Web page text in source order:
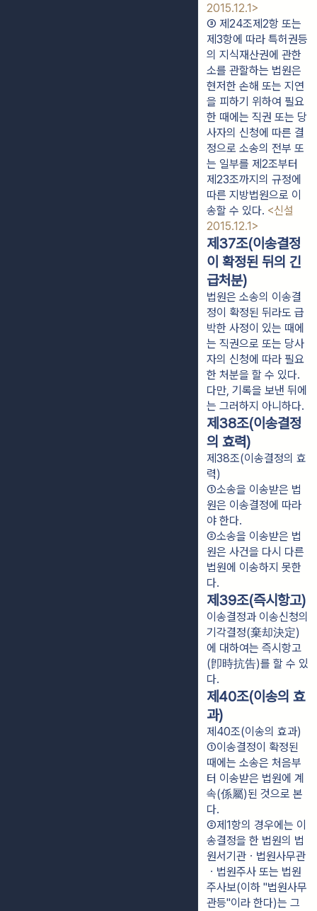
2015.12.1>
③ 제24조제2항 또는
제3항에 따라 특허권등
의 지식재산권에 관한
소를 관할하는 법원은
현저한 손해 또는 지연
을 피하기 위하여 필요
한 때에는 직권 또는 당
사자의 신청에 따른 결
정으로 소송의 전부 또
는 일부를 제2조부터
제23조까지의 규정에
따른 지방법원으로 이
송할 수 있다. <신설
2015.12.1>
제37조(이송결정
이 확정된 뒤의 긴
급처분)
법원은 소송의 이송결
정이 확정된 뒤라도 급
박한 사정이 있는 때에
는 직권으로 또는 당사
자의 신청에 따라 필요
한 처분을 할 수 있다.
다만, 기록을 보낸 뒤에
는 그러하지 아니하다.
제38조(이송결정
의 효력)
제38조(이송결정의 효
력)
①소송을 이송받은 법
원은 이송결정에 따라
야 한다.
②소송을 이송받은 법
원은 사건을 다시 다른
법원에 이송하지 못한
다.
제39조(즉시항고)
이송결정과 이송신청의
기각결정(棄却決定)
에 대하여는 즉시항고
(卽時抗告)를 할 수 있
다.
제40조(이송의 효
과)
제40조(이송의 효과)
①이송결정이 확정된
때에는 소송은 처음부
터 이송받은 법원에 계
속(係屬)된 것으로 본
다.
②제1항의 경우에는 이
송결정을 한 법원의 법
원서기관ㆍ법원사무관
ㆍ법원주사 또는 법원
주사보(이하 "법원사무
관등"이라 한다)는 그